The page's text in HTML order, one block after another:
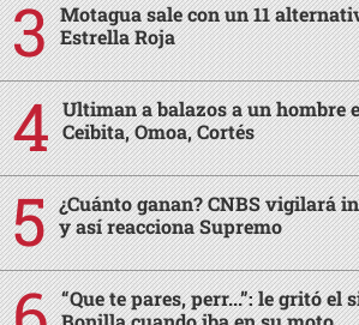
Motagua sale con un 11
Estrella Roja
Ultiman a balazos a un hombre
Ceibita, Omoa, Cortés
¿Cuánto ganan? CNBS vigilará
y así reacciona Supremo
“Que te pares, perr...”: le gritó